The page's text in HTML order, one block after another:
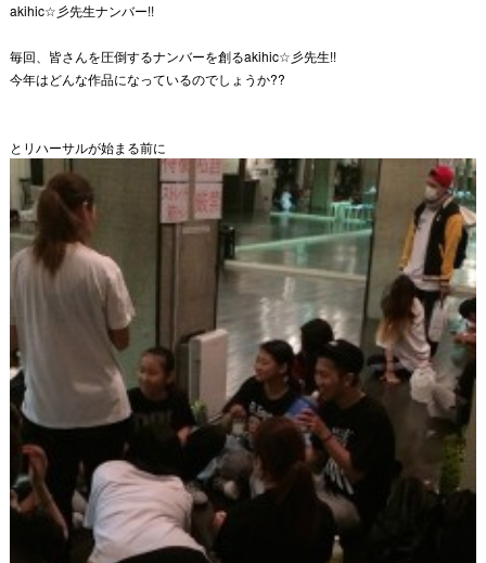
akihic☆彡先生ナンバー!!
毎回、皆さんを圧倒するナンバーを創るakihic☆彡先生!!
今年はどんな作品になっているのでしょうか??
とリハーサルが始まる前に